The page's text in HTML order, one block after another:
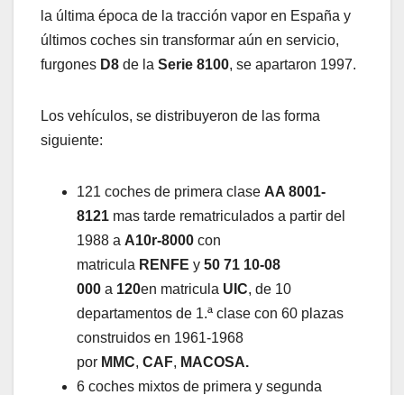
la última época de la tracción vapor en España y
últimos coches sin transformar aún en servicio,
furgones D8 de la Serie 8100, se apartaron 1997.
Los vehículos, se distribuyeron de las forma
siguiente:
121 coches de primera clase AA 8001-
8121 mas tarde rematriculados a partir del
1988 a A10r-8000 con
matricula RENFE y 50 71 10-08
000 a 120en matricula UIC, de 10
departamentos de 1.ª clase con 60 plazas
construidos en 1961-1968
por MMC, CAF, MACOSA.
6 coches mixtos de primera y segunda